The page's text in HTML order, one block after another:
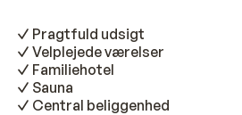
Pragtfuld udsigt
Velplejede værelser
Familiehotel
Sauna
Central beliggenhed